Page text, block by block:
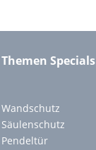
Themen Specials
Wandschutz
Säulenschutz
Pendeltür